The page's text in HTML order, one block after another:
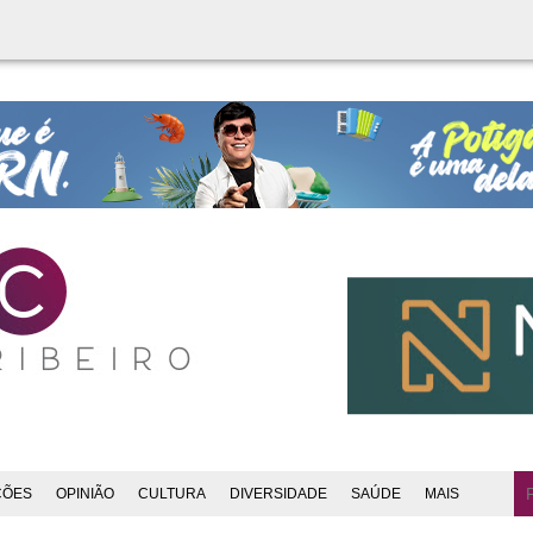
OPINIÃO CULTURA DIVERSIDADE SAÚDE MAIS